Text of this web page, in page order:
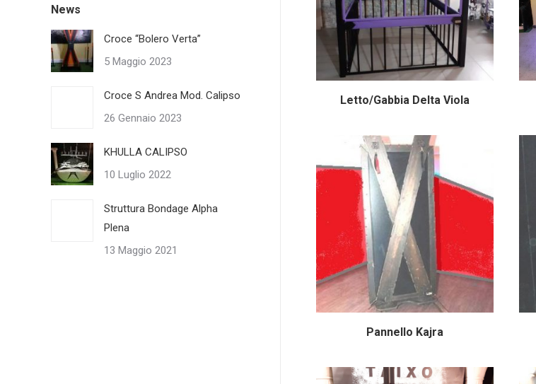
Letto/Gabbia Delta Viola
Pannello Kajra
News
Croce “Bolero Verta”
5 Maggio 2023
Croce S Andrea Mod. Calipso
26 Gennaio 2023
KHULLA CALIPSO
10 Luglio 2022
Struttura Bondage Alpha
Plena
13 Maggio 2021